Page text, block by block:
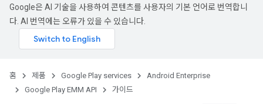
Google은 AI 기술을 사용하여 콘텐츠를 사용자의 기본 언어로 번역합니
다. AI 번역에는 오류가 있을 수 있습니다.
홈 제품 Google Play services
Android Enterprise
Google Play EMM API
가이드